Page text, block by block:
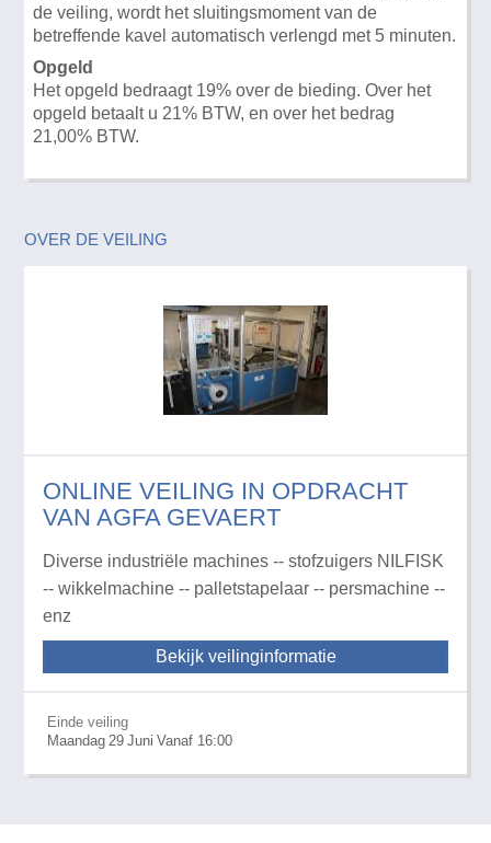
de veiling, wordt het sluitingsmoment van de
betreffende kavel automatisch verlengd met 5 minuten.
Opgeld
Het opgeld bedraagt 19% over de bieding. Over het
opgeld betaalt u 21% BTW, en over het bedrag
21,00% BTW.
OVER DE VEILING
ONLINE VEILING IN OPDRACHT
VAN AGFA GEVAERT
Diverse industriële machines -- stofzuigers NILFISK
-- wikkelmachine -- palletstapelaar -- persmachine --
enz
Bekijk veilinginformatie
Einde veiling
Maandag 29 Juni Vanaf 16:00